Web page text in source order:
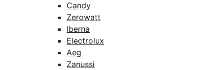
Candy
Zerowatt
Iberna
Electrolux
Aeg
Zanussi